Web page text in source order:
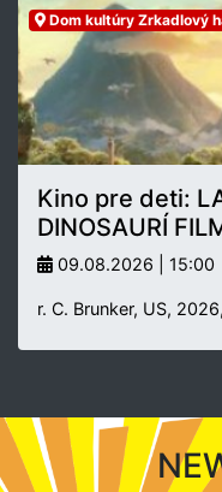
Dom kultúry Zrkadlový
Kino pre deti:
DINOSAURÍ
09.08.2026 | 15:00
r. C. Brunker, US,